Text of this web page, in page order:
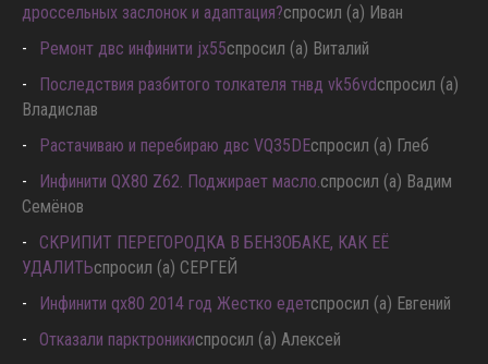
дроссельных заслонок и адаптация?спросил (а) Иван
Ремонт двс инфинити jx55спросил (а) Виталий
Последствия разбитого толкателя тнвд vk56vdспросил (а)
Владислав
Растачиваю и перебираю двс VQ35DEспросил (а) Глеб
Инфинити QX80 Z62. Поджирает масло.спросил (а) Вадим
Семёнов
СКРИПИТ ПЕРЕГОРОДКА В БЕНЗОБАКЕ, КАК ЕЁ
УДАЛИТЬспросил (а) СЕРГЕЙ
Инфинити qx80 2014 год Жестко едетспросил (а) Евгений
Отказали парктроникиспросил (а) Алексей